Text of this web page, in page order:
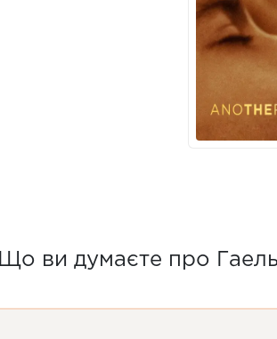
Що ви думаєте про